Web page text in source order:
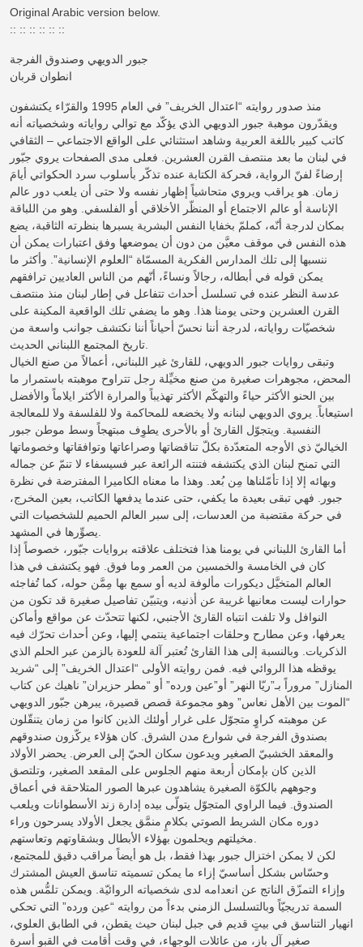
Original Arabic version below.
:: :: :: :: :: ::
جبور الدويهي وصندوق الفرجة
انطوان قربان
منذ صدور روايته “اعتدال الخريف” في العام 1995 والقرّاء يكتشفون
ويقدّرون موهبة جبور الدويهي الذي يؤكّد مع توالي رواياته وشخصياته أنه
كاتب كبير باللغة العربية وشاهد استثنائي على الواقع الاجتماعي – الثقافي
في لبنان ما بعد منتصف القرن العشرين. فعلى مدى الصفحات يروي جبّور
إرضاءً لفنّ الرواية، فحركة الكتابة عنده تذكّر بأسلوب سرد الحكواتي أيامَ
زمان. هو يراقب ويروي متحاشياً إظهار نفسه ولا حتى أن يلعب دور عالم
الإناسة أو عالم الاجتماع أو المنظّر الأخلاقي أو الفلسفي. وهو من اللباقة
بمكان لدرجة أنّه، كملمّ بخفايا النفس البشرية يسبرها بنظرته الثاقبة، يضع
هذه النفس في موقف معيَّن من دون أن يموضعها وفق اعتبارات يمكن أن
ننسبها إلى تلك المدارس الفكرية المسمّاة “العلوم الإنسانية”. وأكثر ما
يمكن قوله في أبطاله، رجالاً ونساءً، أنّهم من الناس العاديين ترافقهم
عدسة النظر عنده في تسلسل أحداث تتفاعل في إطار لبنان منذ منتصف
القرن العشرين وحتى يومنا هذا. وهو ما يضفي تلك الواقعية المكينة على
شخصيّات رواياته، لدرجة أننا نحسّ أحياناً أننا نكتشف جوانب واسعة من
وتبقى روايات جبور الدويهي، للقارئ غير اللبناني، أعمالاً من صنع الخيال
المحض، مجوهرات صغيرة من صنع مخيِّلة رجل تتراوح موهبته باستمرار ما
بين الحنو الأكثر حياءً والتهكّم الأكثر تهذيباً والمرارة الأكثر ايلاماً والأفضل
استيعاباً. يروي الدويهي لبنانه ولا يخضعه للمحاكمة ولا للفلسفة ولا للمعالجة
النفسية. ويتجوّل القارئ أو بالأحرى يطوِف مبتهجاً وسط موطن جبور
الخياليّ ذي الأوجه المتعدّدة بكلّ تناقضاتها وصراعاتها وتوافقاتها وخصوماتها
التي تمنح لبنان الذي يكتشفه فتنته الرائعة عبر فسيسفاء لا تنمّ عن جماله
وبهائه إلا إذا تأمّلناها مِن بُعد. وهذا ما معناه الكاميرا المفترضة في نظرة
جبور. فهي تبقى بعيدة ما يكفي، حتى عندما يدفعها الكاتب، بعين المخرج،
في حركة مقتضبة من العدسات، إلى سبر العالم الحميم للشخصيات التي
أما القارئ اللبناني في يومنا هذا فتختلف علاقته بروايات جبّور، خصوصاً إذا
كان في الخامسة والخمسين من العمر وما فوق. فهو يكتشف في هذا
العالم المتخيَّل ديكورات مألوفة لديه أو سمع بها مِمَّن حوله، كما تُفاجئه
حوارات ليست معانيها غريبة عن أذنيه، ويتبيّن تفاصيل صغيرة قد تكون من
النوافل ولا تلفت انتباه القارئ الأجنبي، لكنها تتحدّث عن مواقع وأماكن
يعرفها، وعن مطارح وحلقات اجتماعية ينتمي إليها، وعن أحداث تحرّك فيه
الذكريات. وبالنسبة إلى هذا القارئ تُعتبر آلة للعودة بالزمن عبر الحلم الذي
يوقظه هذا الروائي فيه. فمن روايته الأولى “اعتدال الخريف” إلى “شريد
المنازل” مروراً بـ”ريّا النهر” أو”عين ورده” أو “مطر حزيران” ناهيك عن كتاب
“الموت بين الأهل نعاس” وهو مجموعة قصص قصيرة، يبرهن جبّور الدويهي
عن موهبته كراوٍ متجوّل على غرار أولئك الذين كانوا من زمان يتنقّلون
بصندوق الفرجة في شوارع مدن الشرق. كان هؤلاء يركّزون صندوقهم
والمعقد الخشبيّ الصغير ويدعون سكان الحيّ إلى العرض. يحضر الأولاد
الذين كان بإمكان أربعة منهم الجلوس على المقعد الصغير، وتلتصق
وجوههم بالكوّة الصغيرة يشاهدون عبرها الصور المتلاحقة في أعماق
الصندوق. فيما الراوي المتجوّل يتولّى بيده إدارة زند الأسطوانات ويلعب
دوره مكان الشريط الصوتي بكلامٍ منمَّق يجعل الأولاد يسرحون وراء
لكن لا يمكن اختزال جبور بهذا فقط، بل هو أيضاً مراقب دقيق للمجتمع،
وحسّاس بشكل أساسيّ إزاء ما يمكن تسميته تناسق العيش المشترك
وإزاء التمزّق الناتج عن انعدامه لدى شخصياته الروائيّة. ويمكن تلمُّس هذه
السمة تدريجيّاً وبالتسلسل الزمني بدءاً من روايته “عين ورده” التي تحكي
انهيار التناسق في بيتٍ قديم في جبل لبنان حيث يقطن، في الطابق العلوي،
صغير آل باز، من عائلات الوجهاء، في وقت أقامت في القبو أسرة